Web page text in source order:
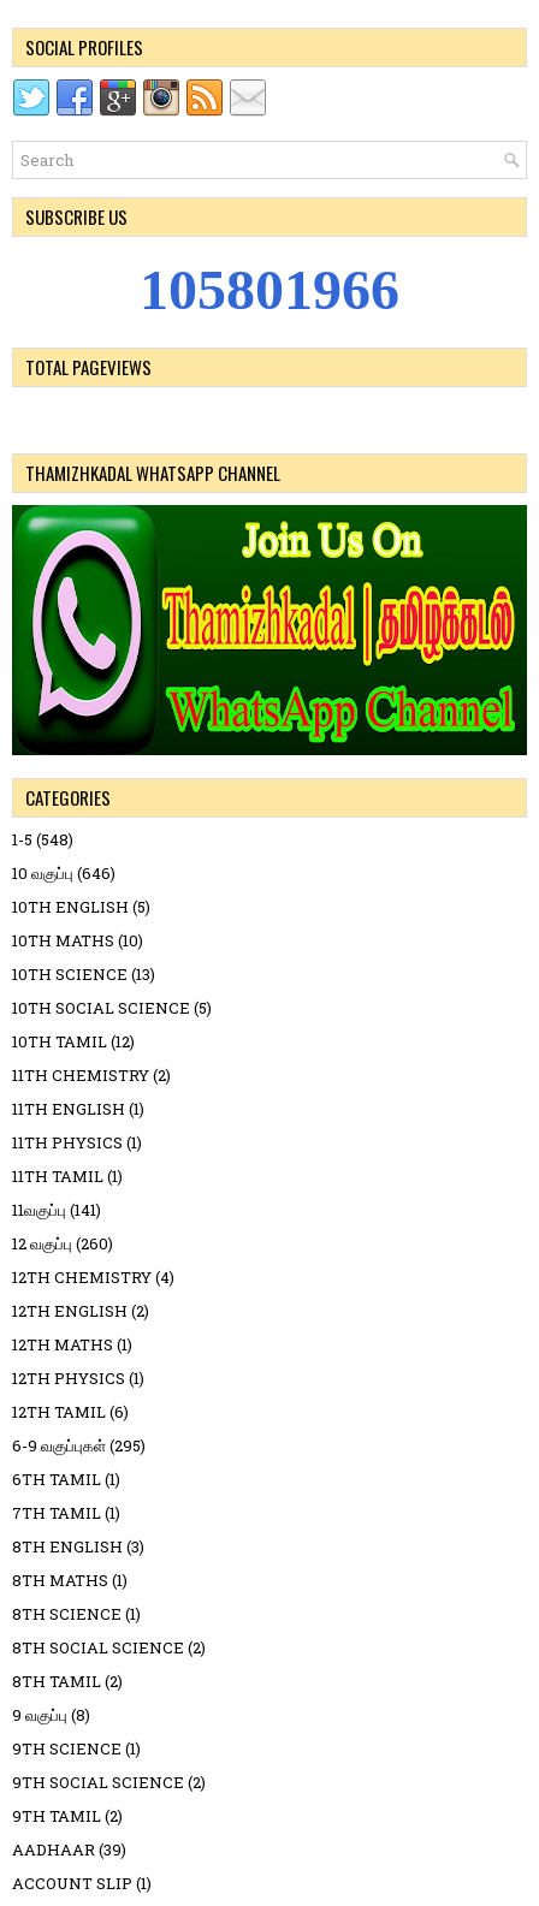
SOCIAL PROFILES
SUBSCRIBE US
105801966
TOTAL PAGEVIEWS
THAMIZHKADAL WHATSAPP CHANNEL
CATEGORIES
1-5 (548)
10 வகுப்பு (646)
10TH ENGLISH (5)
10TH MATHS (10)
10TH SCIENCE (13)
10TH SOCIAL SCIENCE (5)
10TH TAMIL(12)
11TH CHEMISTRY(2)
11TH ENGLISH (1)
11TH PHYSICS (1)
11TH TAMIL(1)
11வகுப்பு (141)
12 வகுப்பு (260)
12TH CHEMISTRY(4)
12TH ENGLISH (2)
12TH MATHS (1)
12TH PHYSICS (1)
12TH TAMIL(6)
6-9 வகுப்புகள்(295)
6TH TAMIL(1)
7TH TAMIL(1)
8TH ENGLISH (3)
8TH MATHS (1)
8TH SCIENCE (1)
8TH SOCIAL SCIENCE (2)
8TH TAMIL(2)
9 வகுப்பு (8)
9TH SCIENCE (1)
9TH SOCIAL SCIENCE (2)
9TH TAMIL(2)
AADHAAR(39)
ACCOUNT SLIP (1)